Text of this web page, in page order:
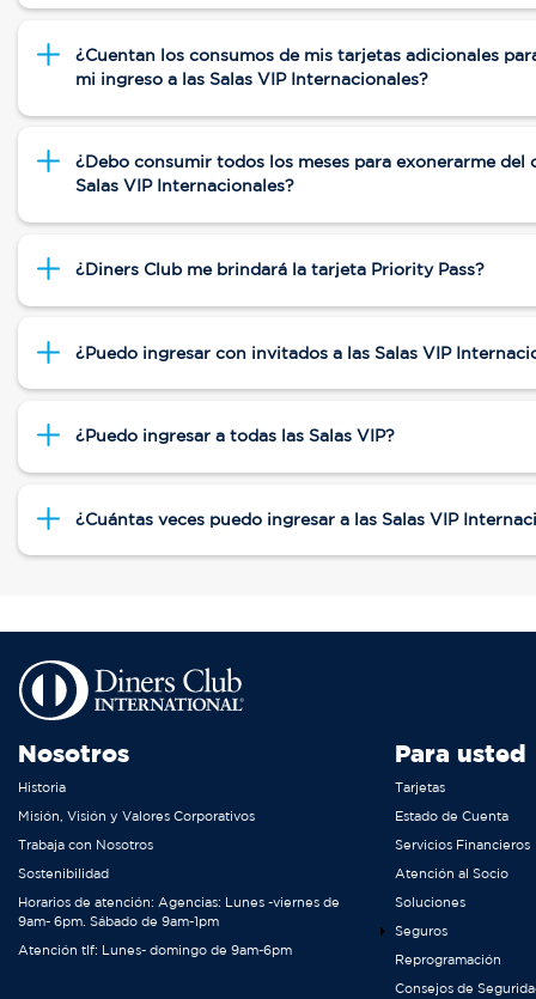
¿Cuentan los consumos de mis tarjetas adicionales
mi ingreso a las Salas VIP Internacionales?
¿Debo consumir todos los meses para exonerarme del
Salas VIP Internacionales?
¿Diners Club me brindará la tarjeta Priority Pass?
¿Puedo ingresar con invitados a las Salas VIP
¿Puedo ingresar a todas las Salas VIP?
¿Cuántas veces puedo ingresar a las Salas VIP
Nosotros
Historia
Misión, Visión y Valores Corporativos
Trabaja con Nosotros
Sostenibilidad
Horarios de atención: Agencias: Lunes -viernes de
9am- 6pm. Sábado de 9am-1pm
Atención tlf: Lunes- domingo de 9am-6pm
Para usted
Tarjetas
Estado de Cuenta
Servicios Financieros
Atención al Socio
Soluciones
Seguros
Reprogramación
Consejos de